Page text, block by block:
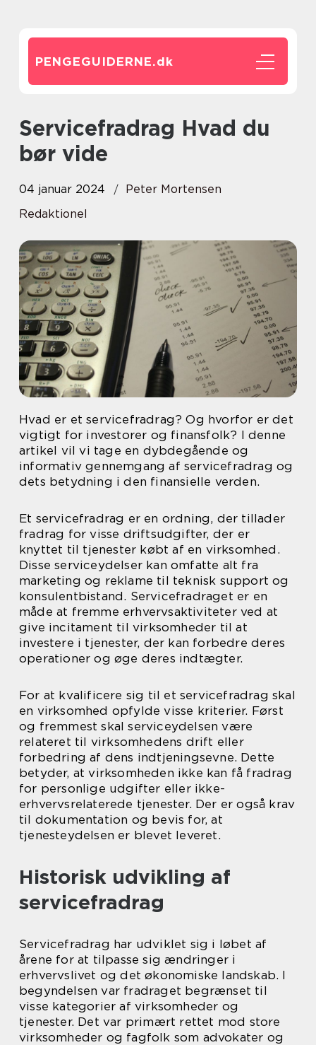
PENGEGUIDERNE.dk
Servicefradrag Hvad du
bør vide
04 januar 2024
Peter Mortensen
Redaktionel
Hvad er et servicefradrag? Og hvorfor er det
vigtigt for investorer og finansfolk? I denne
artikel vil vi tage en dybdegående og
informativ gennemgang af servicefradrag og
dets betydning i den finansielle verden.
Et servicefradrag er en ordning, der tillader
fradrag for visse driftsudgifter, der er
knyttet til tjenester købt af en virksomhed.
Disse serviceydelser kan omfatte alt fra
marketing og reklame til teknisk support og
konsulentbistand. Servicefradraget er en
måde at fremme erhvervsaktiviteter ved at
give incitament til virksomheder til at
investere i tjenester, der kan forbedre deres
operationer og øge deres indtægter.
For at kvalificere sig til et servicefradrag skal
en virksomhed opfylde visse kriterier. Først
og fremmest skal serviceydelsen være
relateret til virksomhedens drift eller
forbedring af dens indtjeningsevne. Dette
betyder, at virksomheden ikke kan få fradrag
for personlige udgifter eller ikke-
erhvervsrelaterede tjenester. Der er også krav
til dokumentation og bevis for, at
tjenesteydelsen er blevet leveret.
Historisk udvikling af
servicefradrag
Servicefradrag har udviklet sig i løbet af
årene for at tilpasse sig ændringer i
erhvervslivet og det økonomiske landskab. I
begyndelsen var fradraget begrænset til
visse kategorier af virksomheder og
tjenester. Det var primært rettet mod store
virksomheder og fagfolk som advokater og